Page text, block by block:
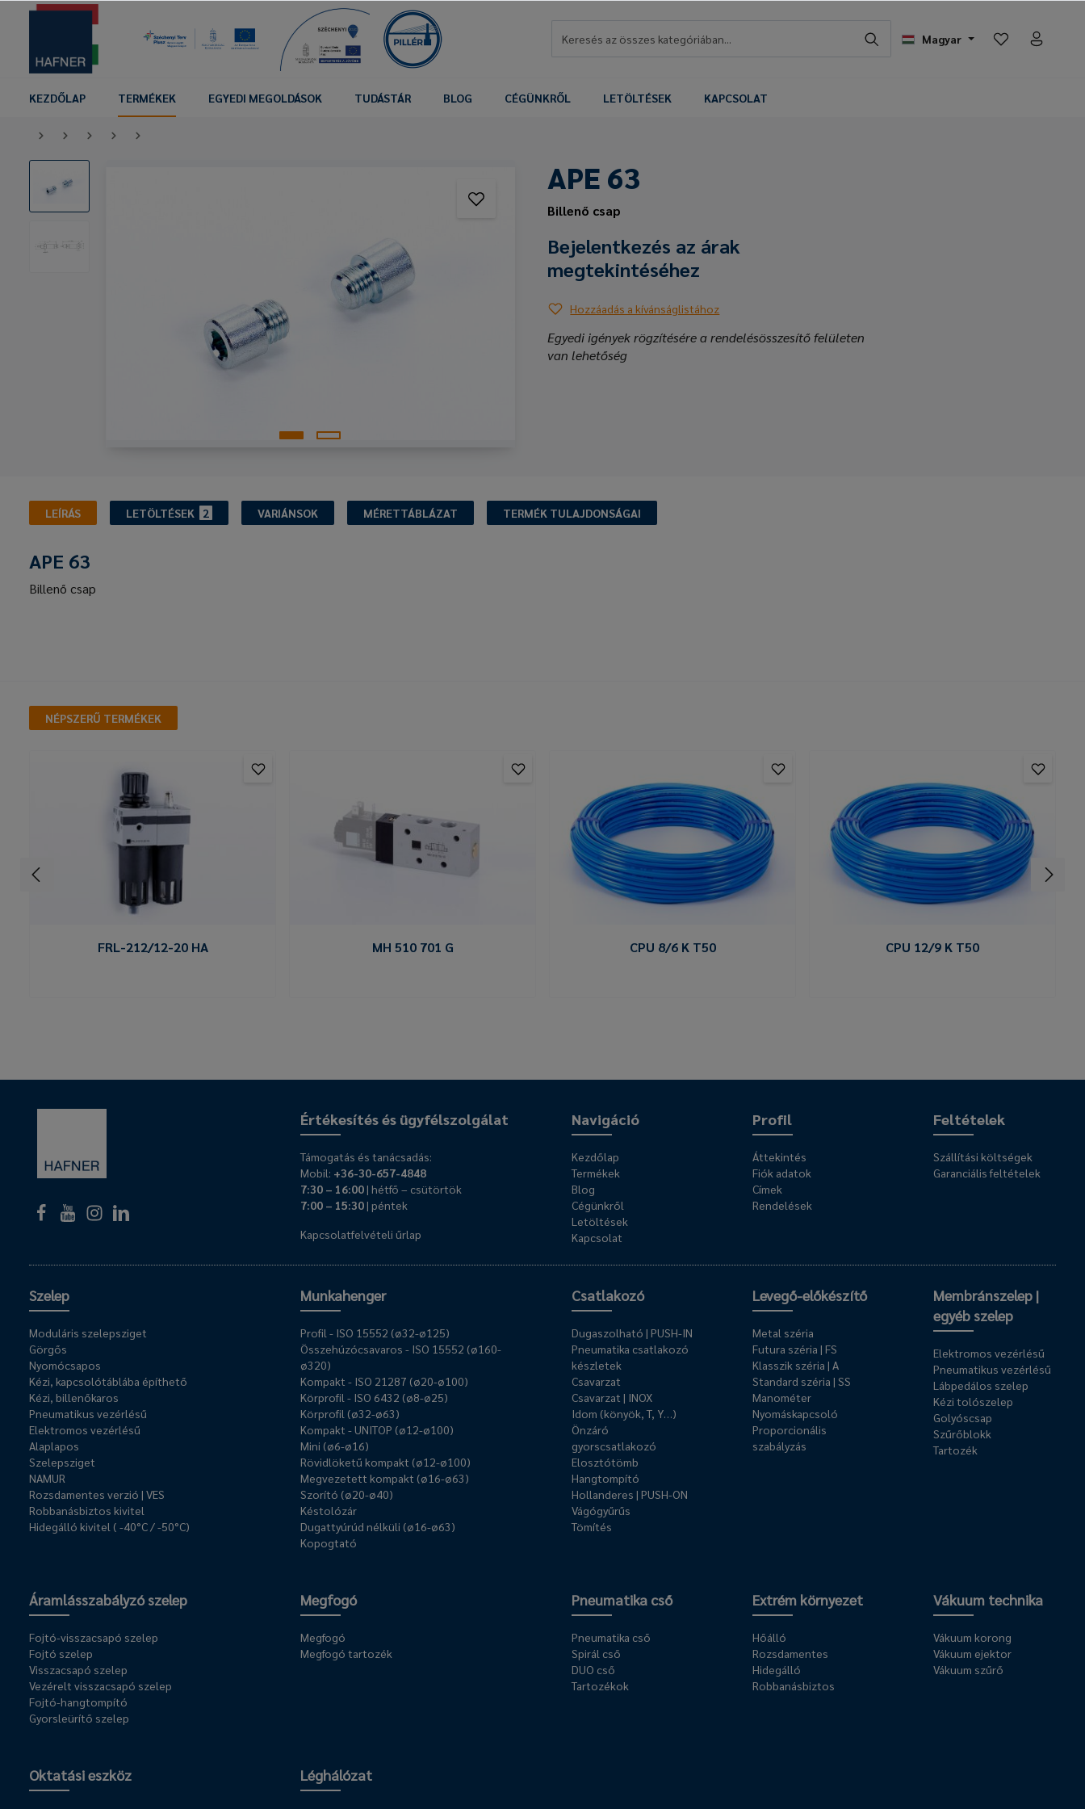
Magyar
KEZDŐLAP TERMÉKEK EGYEDI MEGOLDÁSOK TUDÁSTÁR BLOG CÉGÜNKRŐL LETÖLTÉSEK KAPCSOLAT
APE 63
Billenő csap
Bejelentkezés az árak
megtekintéséhez
Hozzáadás a kívánságlistához
Egyedi igények rögzítésére a rendelésösszesítő felületen
van lehetőség
LEÍRÁS LETÖLTÉSEK 2 VARIÁNSOK MÉRETTÁBLÁZAT TERMÉK TULAJDONSÁGAI
APE 63
Billenő csap
NÉPSZERŰ TERMÉKEK
FRL-212/12-20 HA MH 510 701 G CPU 8/6 K T50 CPU 12/9 K T50
Navigáció
Kezdőlap
Termékek
Blog
Cégünkről
Letöltések
Kapcsolat
Profil
Áttekintés
Fiók adatok
Címek
Rendelések
Feltételek
Szállítási költségek
Garanciális feltételek
Értékesítés és ügyfélszolgálat
Támogatás és tanácsadás:
Mobil: +36-30-657-4848
7:30 – 16:00| hétfő – csütörtök
7:00 – 15:30| péntek
Kapcsolatfelvételi űrlap
Szelep
Moduláris szelepsziget
Görgős
Nyomócsapos
Kézi, kapcsolótáblába építhető
Kézi, billenőkaros
Pneumatikus vezérlésű
Elektromos vezérlésű
Alaplapos
Szelepsziget
NAMUR
Rozsdamentes verzió | VES
Robbanásbiztos kivitel
Hidegálló kivitel ( -40°C / -50°C)
Munkahenger
Profil - ISO 15552 (ø32-ø125)
Összehúzócsavaros - ISO 15552 (ø160-
ø320)
Kompakt - ISO 21287 (ø20-ø100)
Körprofil - ISO 6432 (ø8-ø25)
Körprofil (ø32-ø63)
Kompakt - UNITOP (ø12-ø100)
Mini (ø6-ø16)
Rövidlöketű kompakt (ø12-ø100)
Megvezetett kompakt (ø16-ø63)
Szorító (ø20-ø40)
Késtolózár
Dugattyúrúd nélküli (ø16-ø63)
Kopogtató
Csatlakozó
Dugaszolható | PUSH-IN
Pneumatika csatlakozó
készletek
Csavarzat
Csavarzat | INOX
Idom (könyök, T, Y…)
Önzáró
gyorscsatlakozó
Elosztótömb
Hangtompító
Hollanderes | PUSH-ON
Vágógyűrűs
Tömítés
Levegő-előkészítő
Metal széria
Futura széria | FS
Klasszik széria | A
Standard széria | SS
Manométer
Nyomáskapcsoló
Proporcionális
szabályzás
Membránszelep |
egyéb szelep
Elektromos vezérlésű
Pneumatikus vezérlésű
Lábpedálos szelep
Kézi tolószelep
Golyóscsap
Szűrőblokk
Tartozék
Áramlásszabályzó szelep
Fojtó-visszacsapó szelep
Fojtó szelep
Visszacsapó szelep
Vezérelt visszacsapó szelep
Fojtó-hangtompító
Gyorsleürítő szelep
Megfogó
Megfogó
Megfogó tartozék
Pneumatika cső
Pneumatika cső
Spirál cső
DUO cső
Tartozékok
Extrém környezet
Hőálló
Rozsdamentes
Hidegálló
Robbanásbiztos
Vákuum technika
Vákuum korong
Vákuum ejektor
Vákuum szűrő
Oktatási eszköz Léghálózat